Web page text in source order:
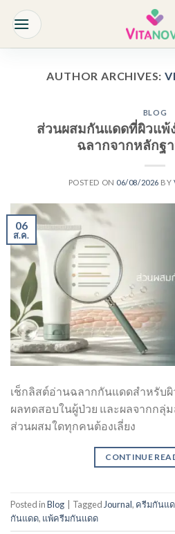
content
AUTHOR ARCHIVES:
BLOG
ส่วนผสมกันแดดที่ผิวแพ้
ฉลากจากหลักฐ
POSTED ON 06/08/2026 BY
06
ส.ค.
เช็กลิสต์อ่านฉลากกันแดดสำหรับ
ผลทดสอบในผู้ป่วย และผลจากกลุ่
ส่วนผสมใดทุกคนต้องเลี่ยง
CONTINUE
Posted inBlog TaggedJournal, ครีมกันแ
กันแดด, แพ้ครีมกันแดด